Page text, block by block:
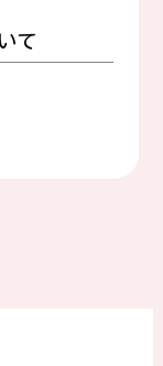
て